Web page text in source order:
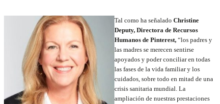
Tal como ha señalado Christine
Deputy, Directora de Recursos
Humanos de Pinterest, “los padres y
las madres se merecen sentirse
apoyados y poder conciliar en todas
las fases de la vida familiar y los
cuidados, sobre todo en mitad de una
crisis sanitaria mundial. La
ampliación de nuestras prestaciones